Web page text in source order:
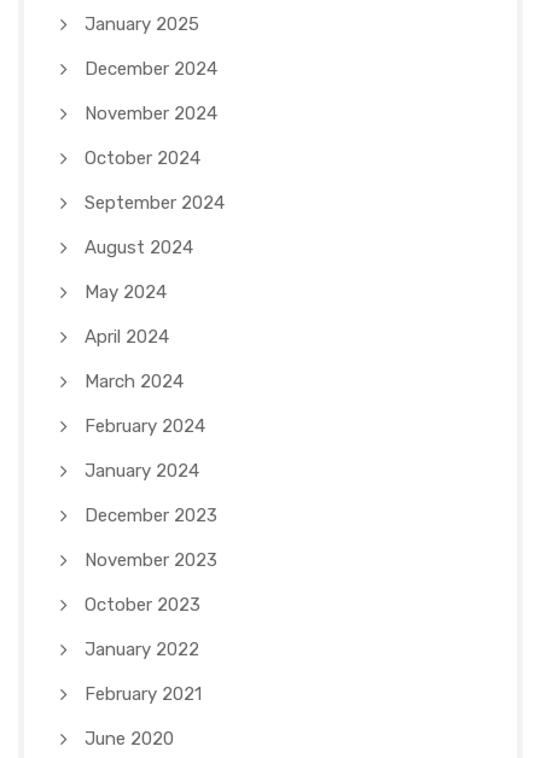
January 2025
December 2024
November 2024
October 2024
September 2024
August 2024
May 2024
April 2024
March 2024
February 2024
January 2024
December 2023
November 2023
October 2023
January 2022
February 2021
June 2020